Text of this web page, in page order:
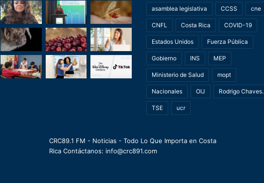
asamblea legislativa CCSS cne
CNFL Costa Rica COVID-19
Estados Unidos Fuerza Pública
Gobierno INS MEP
Ministerio de Salud mopt
Nacionales OIJ Rodrigo Chaves.
TSE ucr
CRC89.1 FM - Noticias - Todo Lo Que Importa en Costa
Rica Contáctanos: info@crc891.com